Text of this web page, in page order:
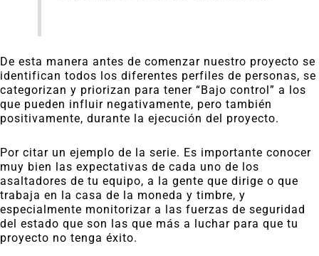
De esta manera antes de comenzar nuestro proyecto se
identifican todos los diferentes perfiles de personas, se
categorizan y priorizan para tener “Bajo control” a los
que pueden influir negativamente, pero también
positivamente, durante la ejecución del proyecto.
Por citar un ejemplo de la serie. Es importante conocer
muy bien las expectativas de cada uno de los
asaltadores de tu equipo, a la gente que dirige o que
trabaja en la casa de la moneda y timbre, y
especialmente monitorizar a las fuerzas de seguridad
del estado que son las que más a luchar para que tu
proyecto no tenga éxito.